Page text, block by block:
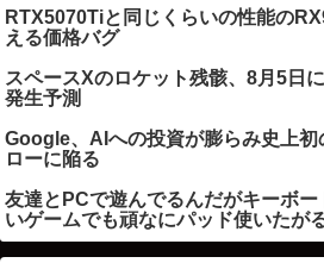
RTX5070Tiと同じくらいの性能の
える価格バグ
スペースXのロケット残骸、8月5日
発生予測
Google、AIへの投資が膨らみ史上初
ローに陥る
友達とPCで遊んでるんだがキーボ
いゲームでも頑なにパッド使いたが